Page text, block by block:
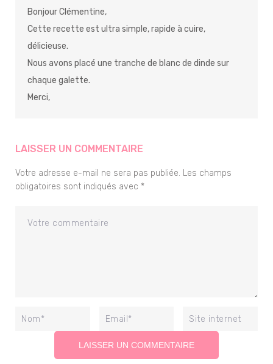
Bonjour Clémentine,
Cette recette est ultra simple, rapide à cuire,
délicieuse.
Nous avons placé une tranche de blanc de dinde sur
chaque galette.
Merci,
LAISSER UN COMMENTAIRE
Votre adresse e-mail ne sera pas publiée. Les champs
obligatoires sont indiqués avec *